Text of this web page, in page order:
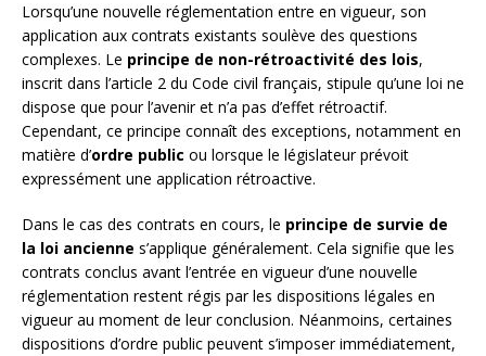
Lorsqu’une nouvelle réglementation entre en vigueur, son
application aux contrats existants soulève des questions
complexes. Le principe de non-rétroactivité des lois,
inscrit dans l’article 2 du Code civil français, stipule qu’une loi ne
dispose que pour l’avenir et n’a pas d’effet rétroactif.
Cependant, ce principe connaît des exceptions, notamment en
matière d’ordre public ou lorsque le législateur prévoit
expressément une application rétroactive.
Dans le cas des contrats en cours, le principe de survie de
la loi ancienne s’applique généralement. Cela signifie que les
contrats conclus avant l’entrée en vigueur d’une nouvelle
réglementation restent régis par les dispositions légales en
vigueur au moment de leur conclusion. Néanmoins, certaines
dispositions d’ordre public peuvent s’imposer immédiatement,